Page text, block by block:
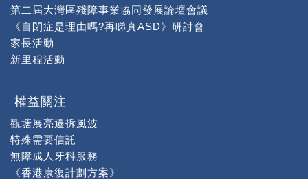
第二屆大灣區殘障事業協同發展論壇會議
《自閉症是理由嗎?再睇真ASD》研討會
家長活動
新里程活動
權益關注
觀塘展亮遷拆風波
特殊需要信託
無障成人牙科服務
《香港康復計劃方案》